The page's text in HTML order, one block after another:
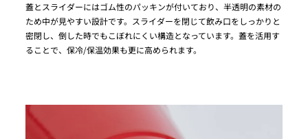
蓋とスライダーにはゴム性のパッキンが付いており、半透明の素材の
ため中が見やすい設計です。スライダーを閉じて飲み口をしっかりと
密閉し、倒した時でもこぼれにくい構造となっています。蓋を活用す
ることで、保冷/保温効果も更に高められます。